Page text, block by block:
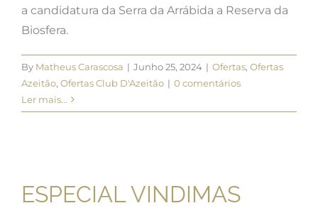
a candidatura da Serra da Arrábida a Reserva da
Biosfera.
By Matheus Carascosa | Junho 25, 2024 | Ofertas, Ofertas
Azeitão, Ofertas Club D'Azeitão | 0 comentários
Ler mais...
ESPECIAL VINDIMAS